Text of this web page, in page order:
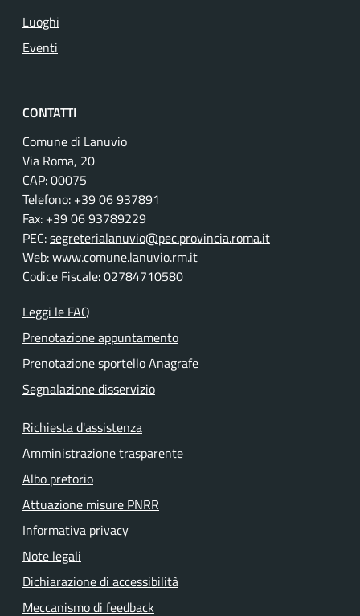
Luoghi
Eventi
CONTATTI
Comune di Lanuvio
Via Roma, 20
CAP: 00075
Telefono: +39 06 937891
Fax: +39 06 93789229
PEC:segreterialanuvio@pec.provincia.roma.it
Web:www.comune.lanuvio.rm.it
Codice Fiscale: 02784710580
Leggi le FAQ
Prenotazione appuntamento
Prenotazione sportello Anagrafe
Segnalazione disservizio
Richiesta d'assistenza
Amministrazione trasparente
Albo pretorio
Attuazione misure PNRR
Informativa privacy
Note legali
Dichiarazione di accessibilità
Meccanismo di feedback